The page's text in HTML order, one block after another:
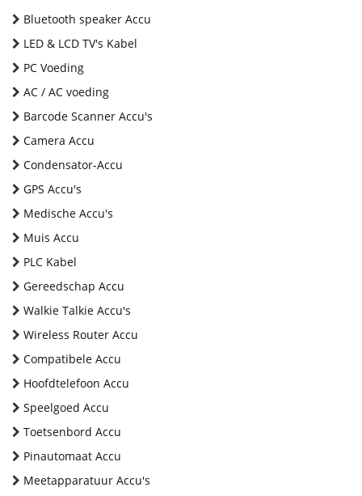
Bluetooth speaker Accu
LED & LCD TV's Kabel
PC Voeding
AC / AC voeding
Barcode Scanner Accu's
Camera Accu
Condensator-Accu
GPS Accu's
Medische Accu's
Muis Accu
PLC Kabel
Gereedschap Accu
Walkie Talkie Accu's
Wireless Router Accu
Compatibele Accu
Hoofdtelefoon Accu
Speelgoed Accu
Toetsenbord Accu
Pinautomaat Accu
Meetapparatuur Accu's